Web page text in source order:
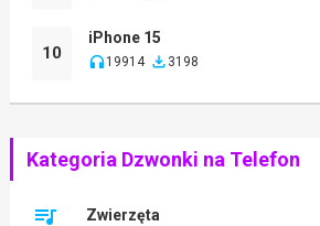
10
iPhone 15
19914 3198
Kategoria Dzwonki na Telefon
Zwierzęta